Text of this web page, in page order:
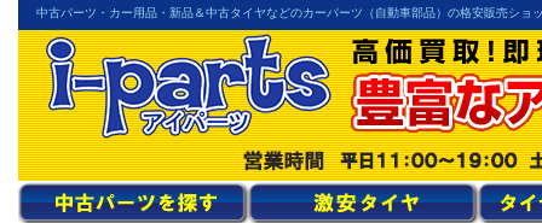
中古パーツ・カー用品・新品＆中古タイヤなどのカーパーツ（自動車部品）の格安販売ショ